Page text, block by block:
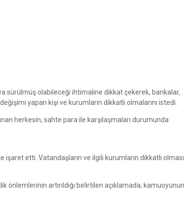
sürülmüş olabileceği ihtimaline dikkat çekerek, bankalar,
yapan kişi ve kurumların dikkatli olmalarını istedi.
herkesin, sahte para ile karşılaşmaları durumunda
etti. Vatandaşların ve ilgili kurumların dikkatli olması
önlemlerinin artırıldığı belirtilen açıklamada, kamuoyunun